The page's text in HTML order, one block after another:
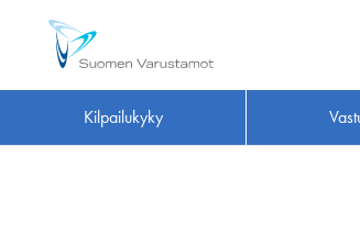
Kilpailukyky